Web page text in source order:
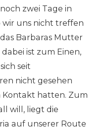
zwei Tage in
uns nicht treffen
Barbaras Mutter
ist zum Einen,
seit
nicht gesehen
Kontakt hatten. Zum
will, liegt die
auf unserer Route